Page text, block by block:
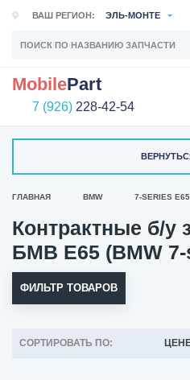
ВАШ РЕГИОН: ЭЛЬ-МОНТЕ
MobilePart
7 (926) 228-42-54
ГЛАВНАЯ BMW 7-SERIES
Контрактные б/у
БМВ Е65 (BMW 7-
ФИЛЬТР ТОВАРОВ
СОРТИРОВАТЬ ПО: